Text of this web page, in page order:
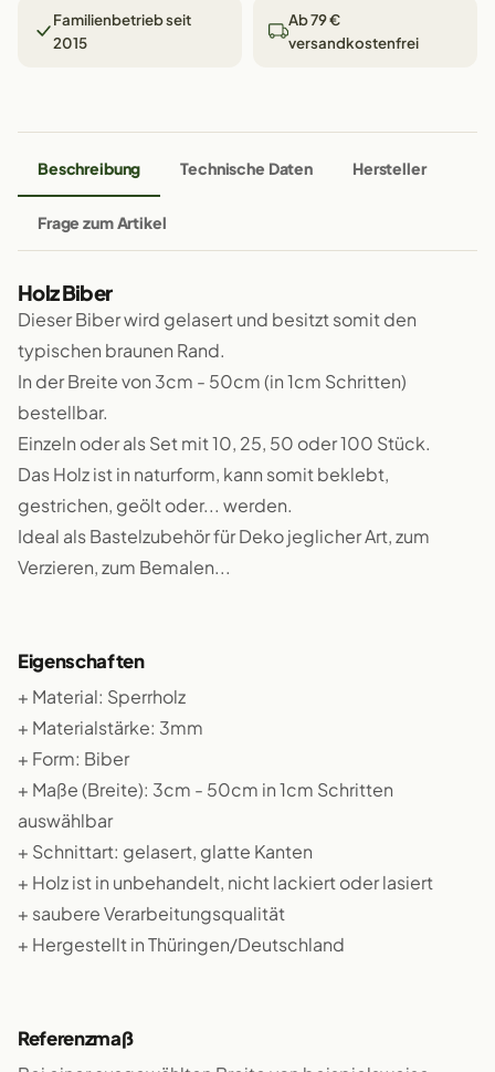
Familienbetrieb seit
2015
Ab 79 €
versandkostenfrei
Beschreibung Technische Daten Hersteller
Frage zum Artikel
Holz Biber
Dieser Biber wird gelasert und besitzt somit den
typischen braunen Rand.
In der Breite von 3cm - 50cm (in 1cm Schritten)
bestellbar.
Einzeln oder als Set mit 10, 25, 50 oder 100 Stück.
Das Holz ist in naturform, kann somit beklebt,
gestrichen, geölt oder... werden.
Ideal als Bastelzubehör für Deko jeglicher Art, zum
Verzieren, zum Bemalen...
Eigenschaften
+ Material: Sperrholz
+ Materialstärke: 3mm
+ Form: Biber
+ Maße (Breite): 3cm - 50cm in 1cm Schritten
auswählbar
+ Schnittart: gelasert, glatte Kanten
+ Holz ist in unbehandelt, nicht lackiert oder lasiert
+ saubere Verarbeitungsqualität
+ Hergestellt in Thüringen/Deutschland
Referenzmaß